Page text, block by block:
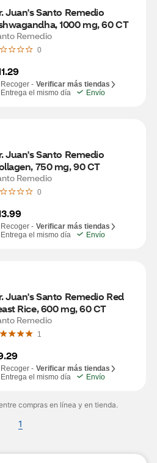
Juan's Santo Remedio
1000 mg, 60 CT
Remedio
0
Recoger - Verificar más tiendas
Entrega el mismo día
Envío
Juan's Santo Remedio
750 mg, 90 CT
Remedio
0
Recoger - Verificar más tiendas
Entrega el mismo día
Envío
Juan's Santo Remedio Red
Rice, 600 mg, 60 CT
Remedio
1
Recoger - Verificar más tiendas
Entrega el mismo día
Envío
compras en línea y en tienda.
1